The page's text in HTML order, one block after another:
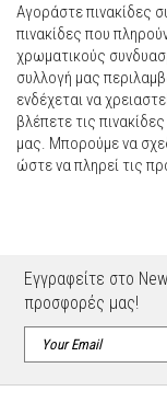
Αγοράστε πινακίδες
πινακίδες που
χρωματικούς
συλλογή μας
ενδέχεται να
βλέπετε τις
μας. Μπορούμε να
ώστε να πληρεί τις
Εγγραφείτε στο
προσφορές μας!